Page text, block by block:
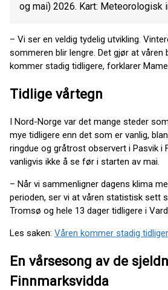
og mai) 2026. Kart: Meteorologisk
– Vi ser en veldig tydelig utvikling.
sommeren blir lengre. Det gjør at våren
kommer stadig tidligere, forklarer
Tidlige vårtegn
I Nord-Norge var det mange steder
mye tidligere enn det som er vanlig,
ringdue og gråtrost observert i Pasvik i
vanligvis ikke å se før i starten av mai.
– Når vi sammenligner dagens klima
perioden, ser vi at våren statistisk sett
Tromsø og hele 13 dager tidligere i
Les saken: Våren kommer stadig
En vårsesong av de
Finnmarksvidda